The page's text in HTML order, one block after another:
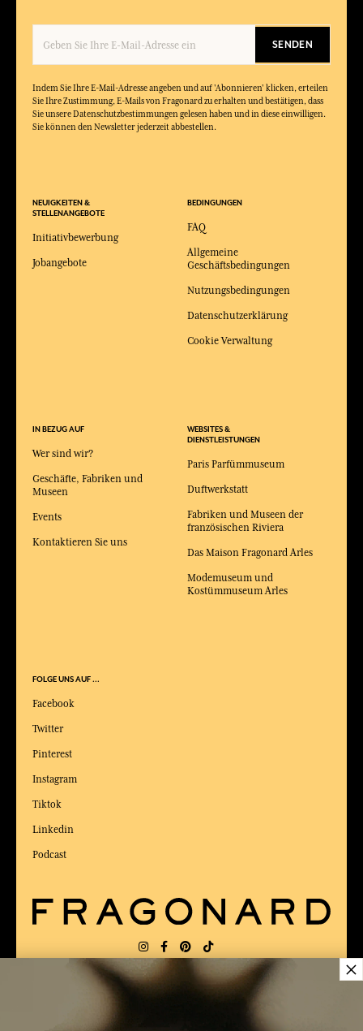
SENDEN
Indem Sie Ihre E-Mail-Adresse angeben und auf 'Abonnieren' klicken, erteilen
Sie Ihre Zustimmung, E-Mails von Fragonard zu erhalten und bestätigen, dass
Sie unsere Datenschutzbestimmungen gelesen haben und in diese einwilligen.
Sie können den Newsletter jederzeit abbestellen.
BEDINGUNGEN
FAQ
Allgemeine
Geschäftsbedingungen
Nutzungsbedingungen
Datenschutzerklärung
Cookie Verwaltung
WEBSITES &
DIENSTLEISTUNGEN
Paris Parfümmuseum
Duftwerkstatt
Fabriken und Museen der
französischen Riviera
Das Maison Fragonard Arles
Modemuseum und
Kostümmuseum Arles
IN BEZUG AUF
Wer sind wir?
Geschäfte, Fabriken und
Museen
Events
Kontaktieren Sie uns
FOLGE UNS AUF ...
Facebook
Twitter
Pinterest
Instagram
Tiktok
Linkedin
Podcast
NEUIGKEITEN &
STELLENANGEBOTE
Initiativbewerbung
Jobangebote
US
×